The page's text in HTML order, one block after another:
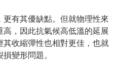
有其優缺點。但就物理性來
，因此抗氣候高低溫的延展
收縮彈性也相對更佳，也就
變形問題。